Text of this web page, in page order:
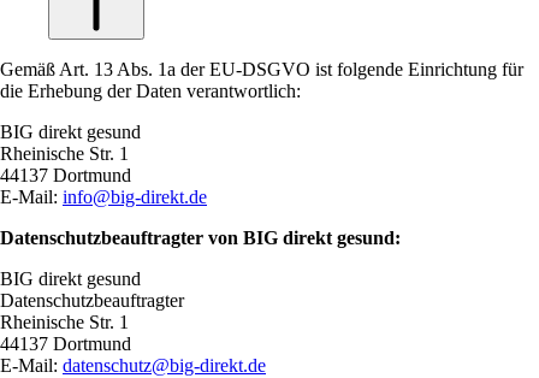
Gemäß Art. 13 Abs. 1a der EU‑DSGVO ist folgende Einrichtung für
die Erhebung der Daten verantwortlich:
BIG direkt gesund
Rheinische Str. 1
44137 Dortmund
E-Mail: info@big-direkt.de
Datenschutzbeauftragter von BIG direkt gesund:
BIG direkt gesund
Datenschutzbeauftragter
Rheinische Str. 1
44137 Dortmund
E-Mail: datenschutz@big-direkt.de